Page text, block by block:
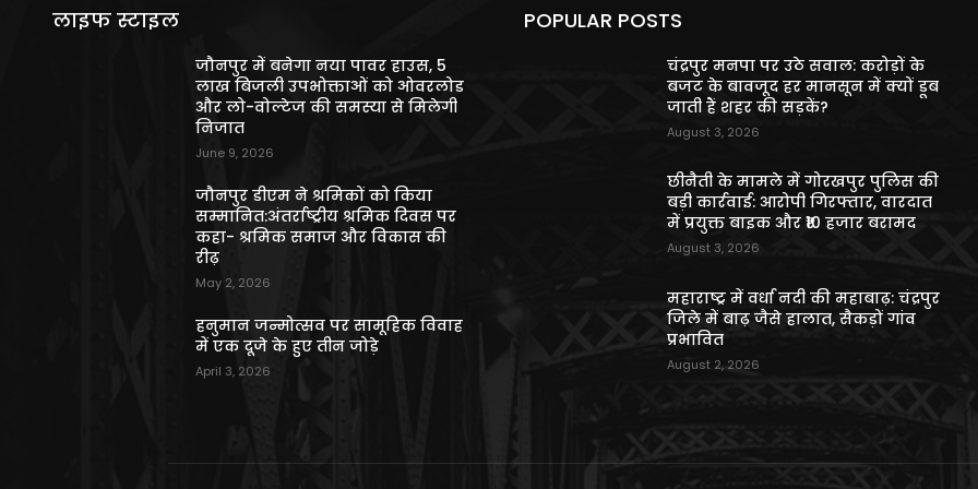
लाइफ स्टाइल
जौनपुर में बनेगा नया पावर हाउस, 5
लाख बिजली उपभोक्ताओं को ओवरलोड
और लो-वोल्टेज की समस्या से मिलेगी
निजात
June 9, 2026
जौनपुर डीएम ने श्रमिकों को किया
सम्मानित:अंतर्राष्ट्रीय श्रमिक दिवस पर
कहा- श्रमिक समाज और विकास की
रीढ़
May 2, 2026
हनुमान जन्मोत्सव पर सामूहिक विवाह
में एक दूजे के हुए तीन जोड़े
April 3, 2026
POPULAR POSTS
चंद्रपुर मनपा पर उठे सवाल: करोड़ों के
बजट के बावजूद हर मानसून में क्यों डूब
जाती हैं शहर की सड़कें?
August 3, 2026
छीनैती के मामले में गोरखपुर पुलिस की
बड़ी कार्रवाई: आरोपी गिरफ्तार, वारदात
में प्रयुक्त बाइक और ₹10 हजार बरामद
August 3, 2026
महाराष्ट्र में वर्धा नदी की महाबाढ़: चंद्रपुर
जिले में बाढ़ जैसे हालात, सैकड़ों गांव
प्रभावित
August 2, 2026